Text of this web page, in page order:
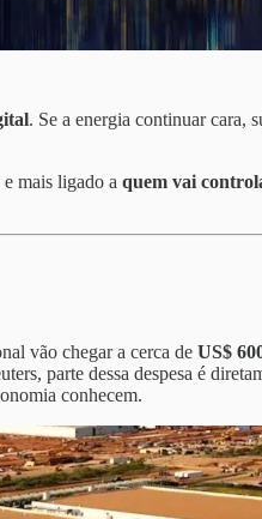
. Se a energia continuar cara,
mais ligado a quem vai
vão chegar a cerca de US$
parte dessa despesa é
conhecem.